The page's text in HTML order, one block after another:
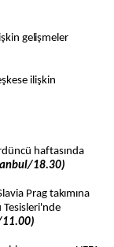
gelişmeler
ilişkin
haftasında
18.30)
Prag takımına
Tesisleri'nde